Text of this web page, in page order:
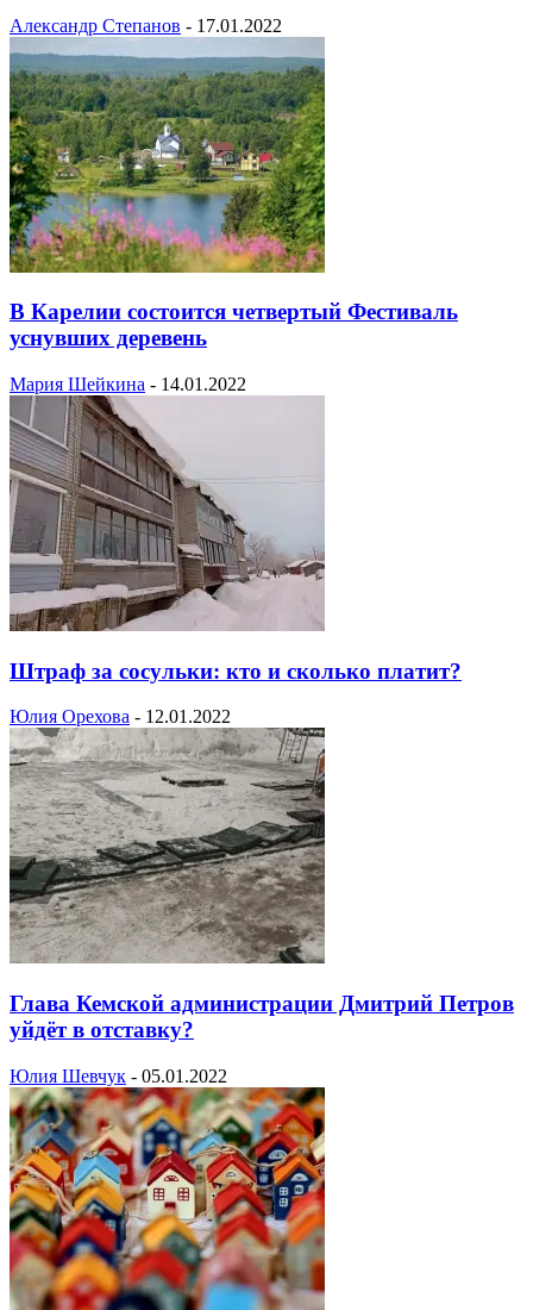
Александр Степанов - 17.01.2022
В Карелии состоится четвертый Фестиваль
уснувших деревень
Мария Шейкина - 14.01.2022
Штраф за сосульки: кто и сколько платит?
Юлия Орехова - 12.01.2022
Глава Кемской администрации Дмитрий Петров
уйдёт в отставку?
Юлия Шевчук - 05.01.2022